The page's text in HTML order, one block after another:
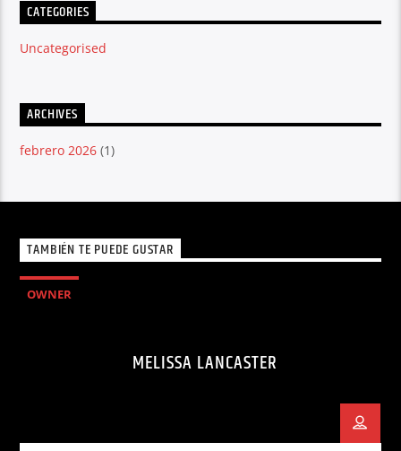
CATEGORIES
Uncategorised
ARCHIVES
febrero 2026 (1)
TAMBIÉN TE PUEDE GUSTAR
OWNER
MELISSA LANCASTER